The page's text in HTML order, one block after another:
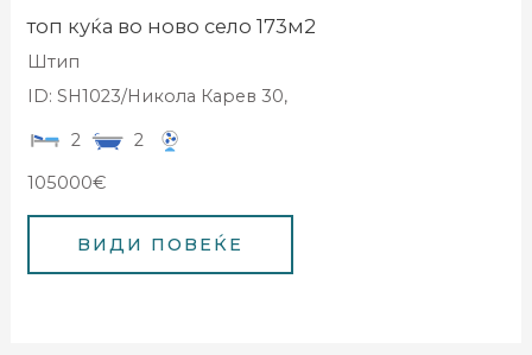
топ куќа во ново село 173м2
Штип
ID: SH1023/Никола Карев 30,
2 2
105000€